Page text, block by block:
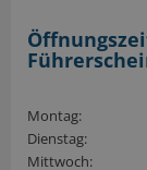
Montag:
Dienstag:
Mittwoch: